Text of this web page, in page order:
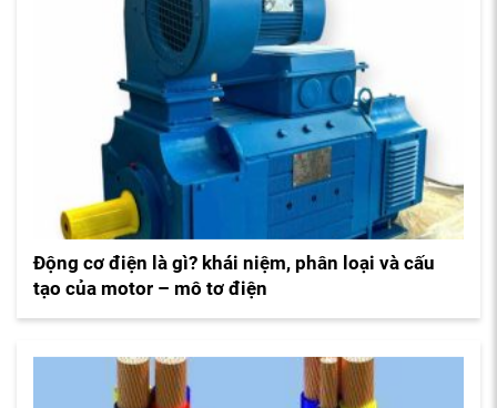
Động cơ điện là gì? khái niệm, phân loại và cấu
tạo của motor – mô tơ điện